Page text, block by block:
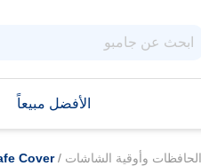
الأفضل مبيعاً
الحافظات وأوقية الشاشات /
Cover